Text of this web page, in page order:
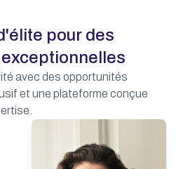
pour des
avec des opportunités
et une plateforme conçue